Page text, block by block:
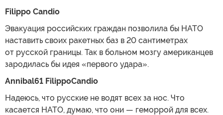
Filippo Candio
Эвакуация российских граждан позволила бы НАТО
наставить своих ракетных баз в 20 сантиметрах
от русской границы. Так в больном мозгу американцев
зародилась бы идея «первого удара».
Annibal61 FilippoCandio
Надеюсь, что русские не водят всех за нос. Что
касается НАТО, думаю, что они — геморрой для всех.